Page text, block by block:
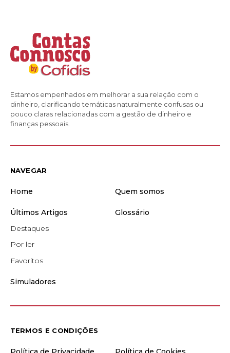
Estamos empenhados em melhorar a sua relação com o
dinheiro, clarificando temáticas naturalmente confusas ou
pouco claras relacionadas com a gestão de dinheiro e
finanças pessoais.
NAVEGAR
Home Quem somos
Últimos Artigos
Destaques
Por ler
Favoritos
Glossário
Simuladores
TERMOS E CONDIÇÕES